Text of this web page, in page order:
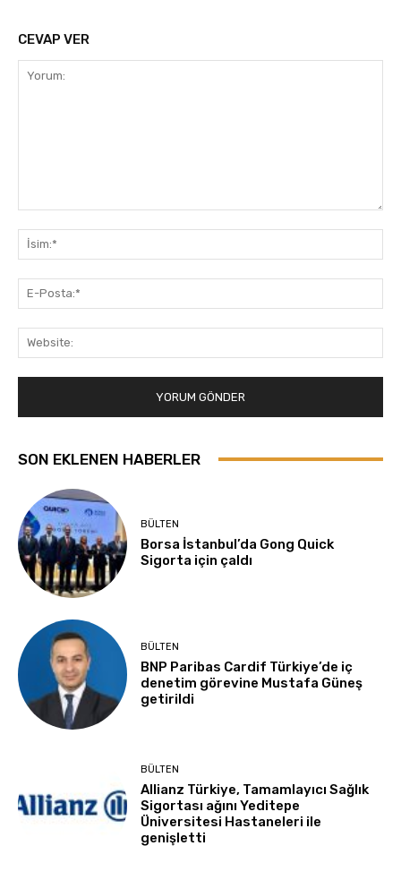
CEVAP VER
SON EKLENEN HABERLER
BÜLTEN
Borsa İstanbul’da Gong Quick
Sigorta için çaldı
BÜLTEN
BNP Paribas Cardif Türkiye’de iç
denetim görevine Mustafa Güneş
getirildi
BÜLTEN
Allianz Türkiye, Tamamlayıcı Sağlık
Sigortası ağını Yeditepe
Üniversitesi Hastaneleri ile
genişletti